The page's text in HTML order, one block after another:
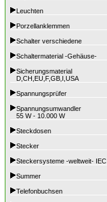
Leuchten
Porzellanklemmen
Schalter verschiedene
Schaltermaterial -Gehäuse-
Sicherungsmaterial
D,CH,EU,F,GB,I,USA
Spannungsprüfer
Spannungsumwandler
55 W - 10.000 W
Steckdosen
Stecker
Steckersysteme -weltweit- IEC
Summer
Telefonbuchsen